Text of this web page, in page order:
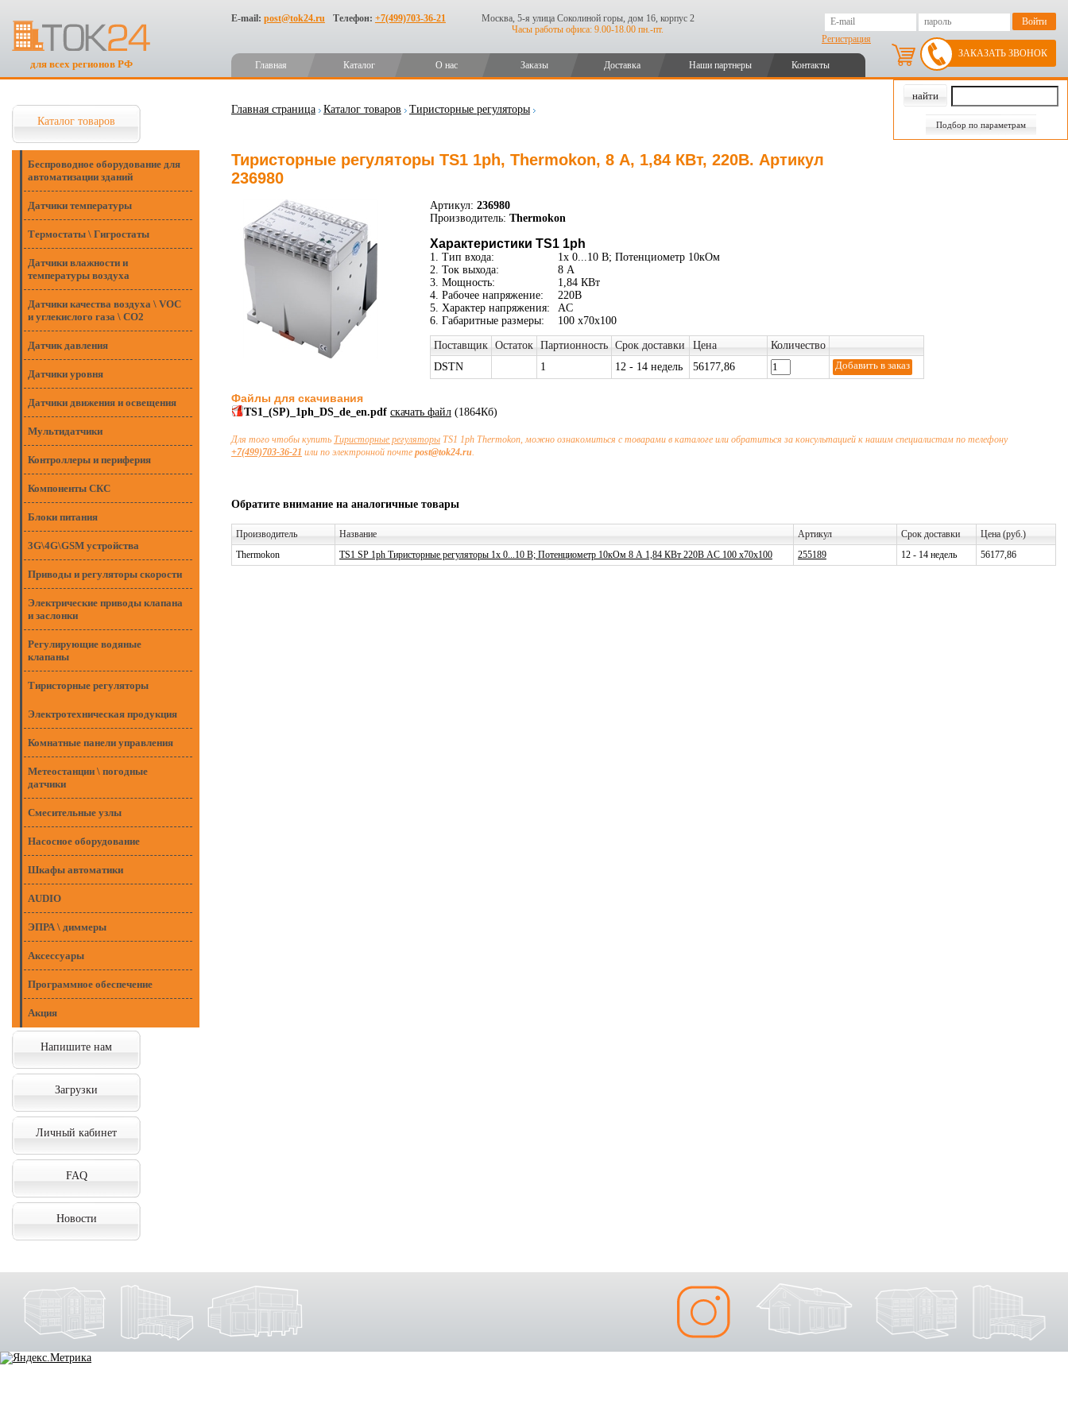
для всех регионов РФ
E-mail: post@tok24.ru Телефон: +7(499)703-36-21
Москва, 5-я улица Соколиной горы, дом 16, корпус 2
Часы работы офиса: 9.00-18.00 пн.-пт.
Регистрация
Главная Каталог О нас Заказы Доставка Наши партнеры Контакты
ЗАКАЗАТЬ ЗВОНОК
Подбор по параметрам
Каталог товаров
Беспроводное оборудование для
автоматизации зданий
Датчики температуры
Термостаты \ Гигростаты
Датчики влажности и
температуры воздуха
Датчики качества воздуха \ VOC
и углекислого газа \ CO2
Датчик давления
Датчики уровня
Датчики движения и освещения
Мультидатчики
Контроллеры и периферия
Компоненты СКС
Блоки питания
3G\4G\GSM устройства
Приводы и регуляторы скорости
Электрические приводы клапана
и заслонки
Регулирующие водяные
клапаны
Тиристорные регуляторы
Электротехническая продукция
Комнатные панели управления
Метеостанции \ погодные
датчики
Смесительные узлы
Насосное оборудование
Шкафы автоматики
AUDIO
ЭПРА \ диммеры
Аксессуары
Программное обеспечение
Акция
Напишите нам
Загрузки
Личный кабинет
FAQ
Новости
Главная страница Каталог товаров Тиристорные регуляторы
Тиристорные регуляторы TS1 1ph, Thermokon, 8 А, 1,84 КВт, 220В. Артикул
236980
Артикул: 236980
Производитель: Thermokon
Характеристики TS1 1ph
1. Тип входа:
1x 0...10 В; Потенциометр 10кОм
2. Ток выхода:
8 А
3. Мощность:
1,84 КВт
4. Рабочее напряжение:
220В
5. Характер напряжения:
AC
6. Габаритные размеры:
100 x70x100
Поставщик Остаток Партионность Срок доставки Цена
Количество
DSTN
1 12 - 14 недель 56177,86
Файлы для скачивания
TS1_(SP)_1ph_DS_de_en.pdf скачать файл(1864Кб)
Для того чтобы купить Тиристорные регуляторыTS1 1ph Thermokon, можно ознакомиться с товарами в каталоге или обратиться за консультацией к нашим специалистам по телефону
+7(499)703-36-21 или по электронной почте post@tok24.ru.
Обратите внимание на аналогичные товары
Производитель Название Артикул Срок доставки
Цена (руб.)
Thermokon
TS1 SP 1ph Тиристорные регуляторы 1x 0...10 В; Потенциометр 10кОм 8 А 1,84 КВт 220В AC 100 x70x100 255189 12 - 14 недель 56177,86